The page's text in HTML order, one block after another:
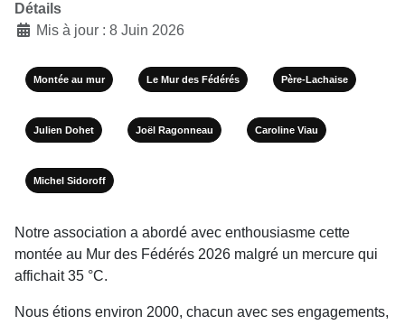
Détails
Mis à jour : 8 Juin 2026
Montée au mur Le Mur des Fédérés Père-Lachaise
Julien Dohet Joël Ragonneau Caroline Viau
Michel Sidoroff
Notre association a abordé avec enthousiasme cette
montée au Mur des Fédérés 2026 malgré un mercure qui
affichait 35 °C.
Nous étions environ 2000, chacun avec ses engagements,